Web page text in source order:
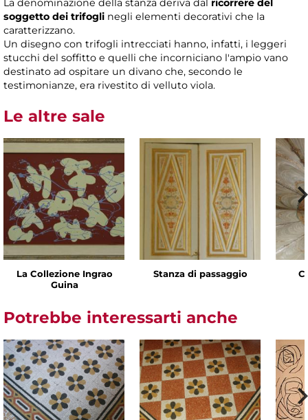
La denominazione della stanza deriva dal ricorrere del
soggetto dei trifogli negli elementi decorativi che la
caratterizzano.
Un disegno con trifogli intrecciati hanno, infatti, i leggeri
stucchi del soffitto e quelli che incorniciano l'ampio vano
destinato ad ospitare un divano che, secondo le
testimonianze, era rivestito di velluto viola.
Le altre sale
La Collezione Ingrao
Guina
Stanza di passaggio
Potrebbe interessarti anche